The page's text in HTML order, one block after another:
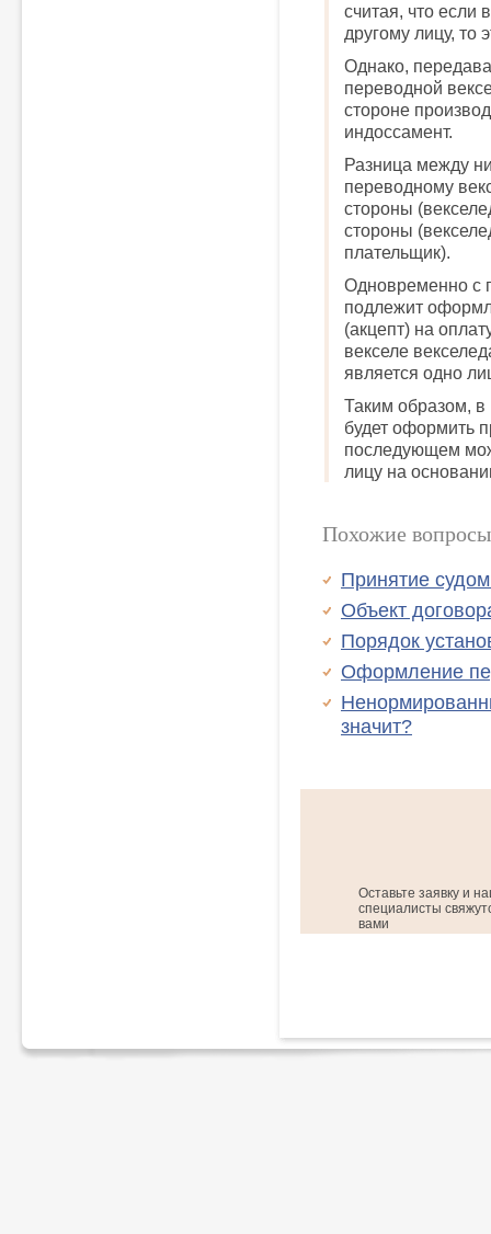
считая, что если
другому лицу, то
Однако,
переводной
стороне
индоссамент.
Разница между
переводному
стороны
стороны
плательщик).
Одновременно с
подлежит
(акцепт) на
векселе
является одно
Таким образом,
будет оформить
последующем
лицу на
Похожие вопросы
Принятие
Объект
Порядок
Оформление
значит?
Оставьте заявку и
специалисты
вами